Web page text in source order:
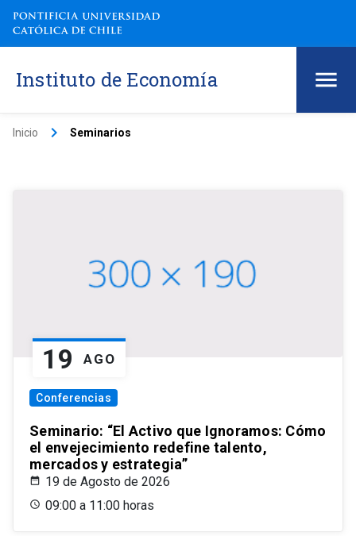
Instituto de Economía
Inicio keyboard_arrow_right Seminarios
19 AGO
Conferencias
Seminario: “El Activo que Ignoramos: Cómo
el envejecimiento redefine talento,
mercados y estrategia”
19 de Agosto de 2026
09:00 a 11:00 horas